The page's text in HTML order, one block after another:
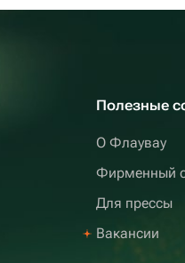
Полезные
О Флаувау
Фирменный
Для прессы
Вакансии